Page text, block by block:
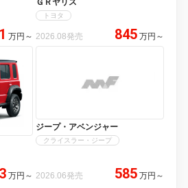
万円 ～
ＧＲヤリス
トヨタ
2026.08発売 845 万円 ～
万円 ～
ジープ・アベンジャー
クライスラー・ジープ
2026.06発売 585 万円 ～